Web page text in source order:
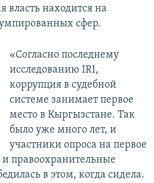
власть находится на
сфер.
«Согласно последнему
исследованию IRI,
коррупция в судебной
системе занимает первое
место в Кыргызстане. Так
было уже много лет, и
участники опроса на первое
и правоохранительные
в этом, когда сидела.